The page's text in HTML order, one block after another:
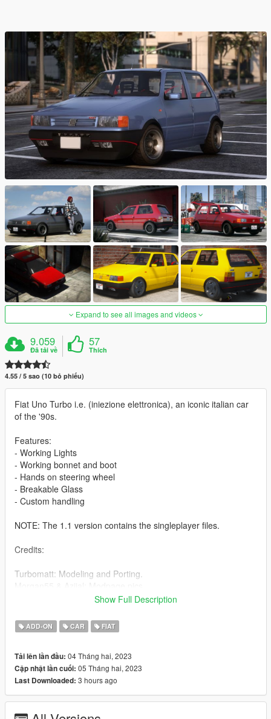
Expand to see all images and videos
9.059
Đã tải về
57
Thích
4.55 / 5 sao (10 bỏ phiếu)
Fiat Uno Turbo i.e. (iniezione elettronica), an iconic italian car
of the '90s.
Features:
- Working Lights
- Working bonnet and boot
- Hands on steering wheel
- Breakable Glass
- Custom handling
NOTE: The 1.1 version contains the singleplayer files.
Credits:
Turbomatt: Modeling and Porting.
Please report any bug or stuff to fix and if you like this Mod join
other work in progress and for supporting me.
Show Full Description
ADD-ON CAR FIAT
Tải lên lần đầu: 04 Tháng hai, 2023
Cập nhật lần cuối: 05 Tháng hai, 2023
Last Downloaded: 3 hours ago